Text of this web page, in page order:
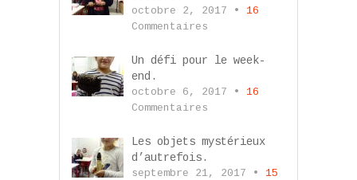
octobre 2, 2017 • 16
Commentaires
Un défi pour le week-
end.
octobre 6, 2017 • 16
Commentaires
Les objets mystérieux
d’autrefois.
septembre 21, 2017 • 15